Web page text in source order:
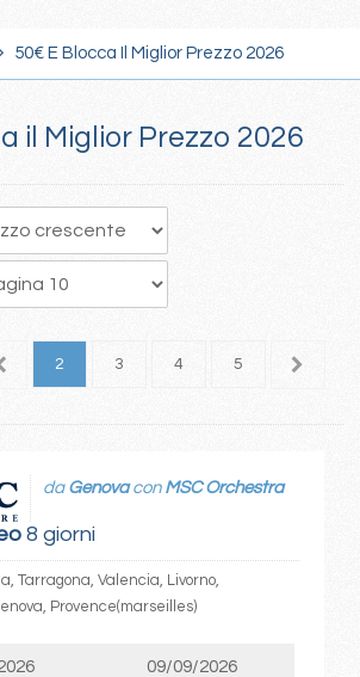
50€ E Blocca Il Miglior Prezzo 2026
il Miglior Prezzo 2026
2 3 4 5 6
8 giorni
da Genovacon MSC Orchestra
Tarragona, Valencia, Livorno,
Provence(marseilles)
09/09/2026